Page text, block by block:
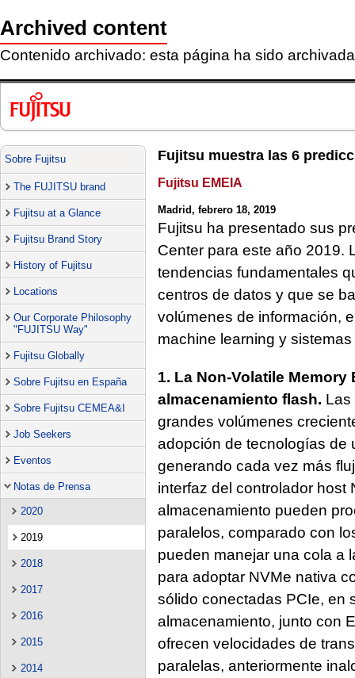
Archived content
Contenido archivado: esta página ha sido
Sobre Fujitsu
The FUJITSU brand
Fujitsu at a Glance
Fujitsu Brand Story
History of Fujitsu
Locations
Our Corporate Philosophy
"FUJITSU Way"
Fujitsu Globally
Sobre Fujitsu en España
Sobre Fujitsu CEMEA&I
Job Seekers
Eventos
Notas de Prensa
2020
2019
2018
2017
2016
2015
2014
Fujitsu muestra las 6
Fujitsu EMEIA
Madrid, febrero 18, 2019
Fujitsu ha presentado sus
Center para este año 2019.
tendencias fundamentales
centros de datos y que se
volúmenes de información,
machine learning y
1. La Non-Volatile
almacenamiento flash. Las
grandes volúmenes
adopción de tecnologías de
generando cada vez más
interfaz del controlador host
almacenamiento pueden
paralelos, comparado con
pueden manejar una cola a
para adoptar NVMe nativa
sólido conectadas PCIe, en
almacenamiento, junto con
ofrecen velocidades de
paralelas, anteriormente